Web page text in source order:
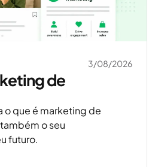
3/08/2026
de
o que é marketing de
o seu
futuro.